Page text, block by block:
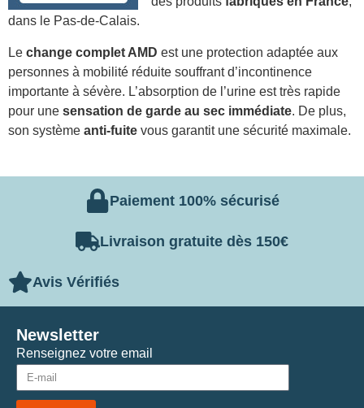
dans le Pas-de-Calais.
Le change complet AMD est une protection adaptée aux
personnes à mobilité réduite souffrant d’incontinence
importante à sévère. L’absorption de l’urine est très rapide
pour une sensation de garde au sec immédiate. De plus,
son système anti-fuite vous garantit une sécurité maximale.
Paiement 100% sécurisé
Livraison gratuite dès 150€
Avis Vérifiés
Renseignez votre email
Newsletter